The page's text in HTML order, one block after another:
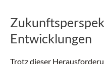
Entwicklungen
Trotz dieser